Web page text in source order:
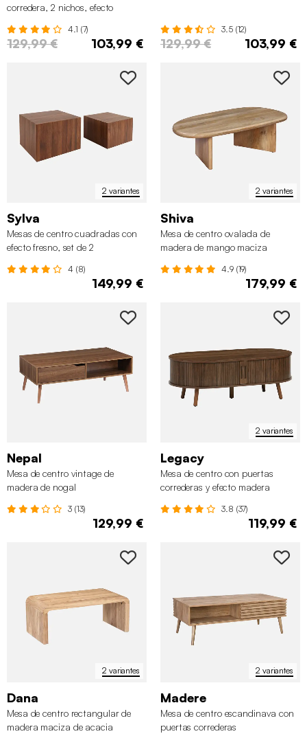
corredera, 2 nichos, efecto
4.1 (7)
129,99 € 103,99 €
3.5 (12)
129,99 € 103,99 €
2 variantes
Sylva
Mesas de centro cuadradas con
efecto fresno, set de 2
4 (8)
149,99 €
2 variantes
Shiva
Mesa de centro ovalada de
madera de mango maciza
4.9 (19)
179,99 €
Nepal
Mesa de centro vintage de
madera de nogal
3 (13)
129,99 €
2 variantes
Legacy
Mesa de centro con puertas
correderas y efecto madera
3.8 (37)
119,99 €
2 variantes
Dana
Mesa de centro rectangular de
madera maciza de acacia
2 variantes
Madere
Mesa de centro escandinava con
puertas correderas